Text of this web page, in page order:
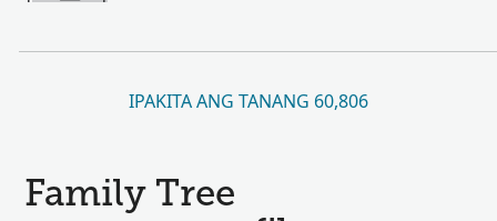
IPAKITA ANG TANANG 60,806
Family Tree